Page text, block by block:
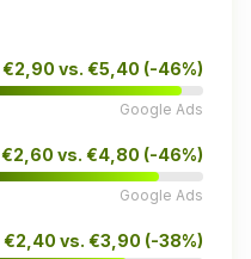
€2,90 vs. €5,40 (-46%)
Google Ads
€2,60 vs. €4,80 (-46%)
Google Ads
€2,40 vs. €3,90 (-38%)